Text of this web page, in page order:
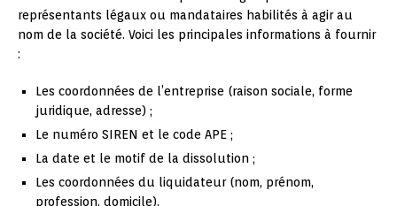
représentants légaux ou mandataires habilités à agir au
nom de la société. Voici les principales informations à fournir
:
Les coordonnées de l’entreprise (raison sociale, forme
juridique, adresse) ;
Le numéro SIREN et le code APE ;
La date et le motif de la dissolution ;
Les coordonnées du liquidateur (nom, prénom,
profession, domicile).